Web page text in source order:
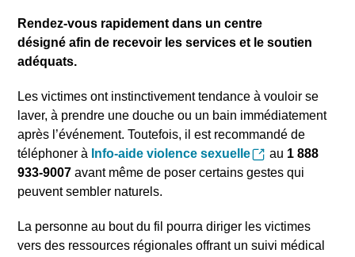
Rendez-vous rapidement dans un centre
désigné afin de recevoir les services et le soutien
adéquats.
Les victimes ont instinctivement tendance à vouloir se
laver, à prendre une douche ou un bain immédiatement
après l’événement. Toutefois, il est recommandé de
téléphoner à Info-aide violence sexuelle au 1 888
933-9007 avant même de poser certains gestes qui
peuvent sembler naturels.
La personne au bout du fil pourra diriger les victimes
vers des ressources régionales offrant un suivi médical